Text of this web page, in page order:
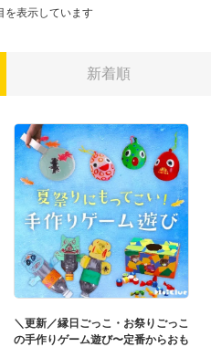
を表示しています
新着順
＼更新／縁日ごっこ・お祭りごっこ
の手作りゲーム遊び〜定番からおも